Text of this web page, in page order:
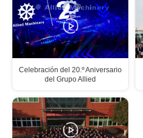
Celebración del 20.º Aniversario
del Grupo Allied